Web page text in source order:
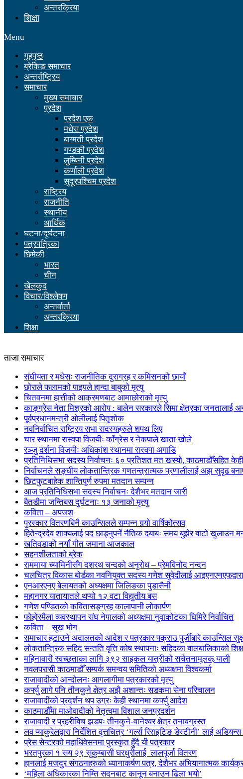
अन्तरक्रिया
शिक्षा
Menu
गृहपृष्ठ
ब्रेकिङ समाचार
अन्तर्राष्ट्रिय
समाचार
मुख्य समाचार
प्रदेश
प्रदेश एक
मधेस प्रदेश
बाग्मती प्रदेश
गण्डकी प्रदेश
लुम्बिनी प्रदेश
कर्णाली प्रदेश
सुदूरपश्चिम प्रदेश
राष्ट्रिय
राजनीति
स्थानीय
आर्थिक
घटना/दुर्घटना
पत्रपत्रिका
छिमेकी
भारत
चीन
खेलकुद
विचार/विश्लेषण
अन्तर्वार्ता
अन्तरक्रिया
शिक्षा
ताजा समाचार
संघीयता र मधेसः राजनीतिक दुराग्रह र कमिसनको छायाँ
छोराले फलामको पाइपले हान्दा बाबुको मृत्यु
चितवनमा हात्तीको आक्रमणबाट आमाछोराको मृत्यु
काङ्ग्रेस नेता मिश्रको आरोप : बालेन सरकारले सिमा क्षेत्रका जनतालाई
पूर्वप्रधानमन्त्री ओलीलाई पितृशोक
नवनिर्वाचित राष्ट्रिय सभा सदस्यहरुले शपथ लिए
चार स्थानमा रास्वपा विजयीः काँग्रेस र नेकपाले खाता खोले
रञ्जु दर्शना विजयीः अधिकांश स्थानमा रास्वपा अगाडि
प्रतिनिधिसभा सदस्य निर्वाचनः ६० प्रतिशत मत खस्यो, काठमाडौँसहित
निर्वाचनले सङ्घीय लोकतान्त्रिक गणतन्त्रात्मक प्रणालीलाई अझ सुदृढ
छिटफुटबाहेक शान्तिपूर्ण रुपमा मतदान सम्पन्न
आज प्रतिनिधिसभा सदस्य निर्वाचनः देशैभर मतदान जारी
बैतडीमा जन्तिबस दुर्घटनाः १३ जनाको मृत्यु
कविता – अपजश
पुरस्कार वितरणबिनै काउन्सिलले सम्पन्न गर्‍यो वार्षिकोत्सव
हितेन्द्रदेव शाक्यलाई पद छाड्नुपर्ने नैतिक दबाबः समय बुझेर बाटो खुलाउन
खतिवडाको नयाँ गीत जमाना आजकाल
सहनशीलताको ब्रेक
राममाया च्यामिनीसँग दशरथ चन्दको अनुरोध – प्रेमविनोद नन्दन
चलचित्र विकास बोर्डका नवनियुक्त सदस्य गणेश सुवेदीलाई
एनआरएनए बेलायतको अध्यक्षमा जिलिङका पुडासैनी
महानगर यातायातले थप्यो १२ वटा विद्युतीय बस
गणेश पण्डितको कवितासङ्ग्रह कालापानी लोकार्पण
फोहोरमैला व्यवस्थापन संघ नेपालको अध्यक्षमा नुवाकोटका घिमिरे निर्वाचित
कविता – सुख भोग
समाचार हटाउने अदालतको आदेश र पत्रकार पक्राउ पुर्जीबारे काउन्सिल
लोकतान्त्रिक सहिद सन्तति वृत्ति कोष स्थापनाः सहिदका बालबालिकाको
महिनावारी स्वच्छताका लागि ३९२ साइकल यात्रीको सचेतनामूलक र्‍याली
नवलपरासी काठमाडौँ सम्पर्क समन्वय समितिको अध्यक्षमा विश्वकर्मा
राजावादीको आन्दोलनः आगलागीमा पत्रकारको मृत्यु
कर्फ्यु लागे पनि तीनकुने क्षेत्र अझै अशान्तः सडकमा सेना परिचालन
राजावादीको प्रदर्शन थप उग्रः केही स्थानमा कर्फ्यु आदेश
काठमाडौँमा माओवादीको नेतृत्वमा विशाल जनप्रदर्शन
राजावादी र प्रहरीबिच झडपः तीनकुने-वानेश्वर क्षेत्र तनावग्रस्त
लव प्याकुरेलद्वारा निर्देशित वृत्तचित्र ‘गर्ल्स रिराइटिङ डेस्टीनी’ लाई
प्रेस सेन्टरको महाधिवेसनमा पुरस्कृत हुँदै यी पत्रकार
भरतपुरका १ सय २९ सुकुम्बासी घरधुरीलाई लालपूर्जा वितरण
हानलाई मजदुर संगठनहरुको ध्यानाकर्षण पत्र, देशैभर अभियानात्मक
‘महिला अधिकारका निम्ति सदनबाट कानून बनाउन ढिला भयो’